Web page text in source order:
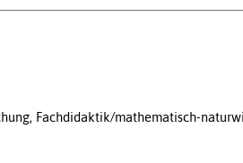
Fachdidaktik/mathematisch-